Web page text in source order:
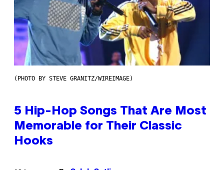
(PHOTO BY STEVE GRANITZ/WIREIMAGE)
5 Hip-Hop Songs That Are Most
Memorable for Their Classic
Hooks